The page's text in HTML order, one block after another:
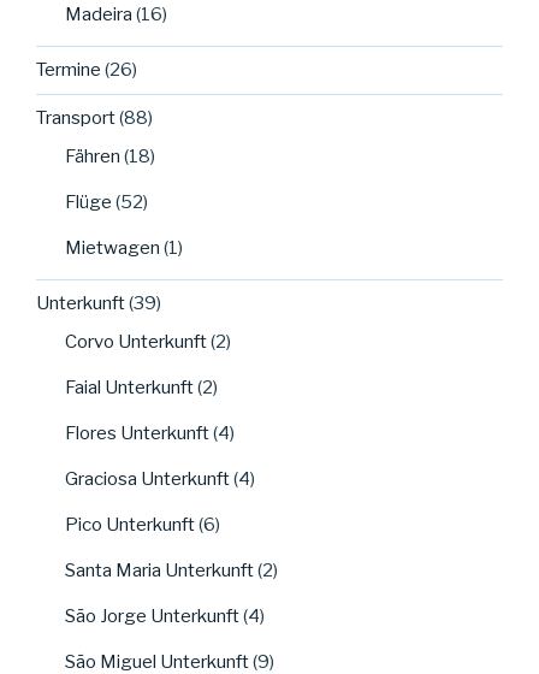
Madeira (16)
Termine (26)
Transport(88)
Fähren (18)
Flüge (52)
Mietwagen (1)
Unterkunft(39)
Corvo Unterkunft(2)
Faial Unterkunft(2)
Flores Unterkunft(4)
Graciosa Unterkunft(4)
Pico Unterkunft(6)
Santa Maria Unterkunft(2)
São Jorge Unterkunft(4)
São Miguel Unterkunft(9)